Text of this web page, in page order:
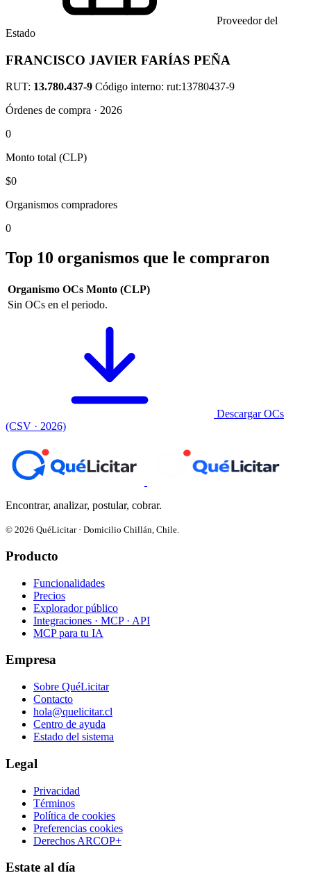
Proveedor del
Estado
FRANCISCO JAVIER FARÍAS PEÑA
RUT: 13.780.437-9 Código interno: rut:13780437-9
Órdenes de compra · 2026
0
Monto total (CLP)
$0
Organismos compradores
0
Top 10 organismos que le compraron
Organismo OCs Monto (CLP)
Sin OCs en el periodo.
Descargar OCs
(CSV · 2026)
Encontrar, analizar, postular, cobrar.
© 2026 QuéLicitar · Domicilio Chillán, Chile.
Producto
Funcionalidades
Precios
Explorador público
Integraciones · MCP · API
MCP para tu IA
Empresa
Sobre QuéLicitar
Contacto
hola@quelicitar.cl
Centro de ayuda
Estado del sistema
Legal
Privacidad
Términos
Política de cookies
Preferencias cookies
Derechos ARCOP+
Estate al día